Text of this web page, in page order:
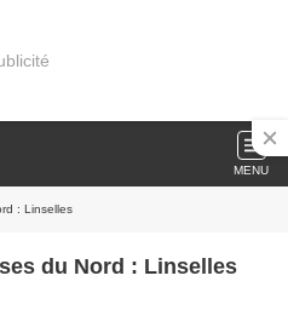
MENU
: Linselles
du Nord : Linselles